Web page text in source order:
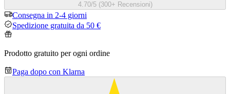
4.70/5 (300+ Recensioni)
Consegna in 2-4 giorni
Spedizione gratuita da 50 €
Prodotto gratuito per ogni ordine
Paga dopo con Klarna